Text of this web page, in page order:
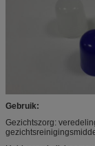
Gebruik:
Gezichtszorg: